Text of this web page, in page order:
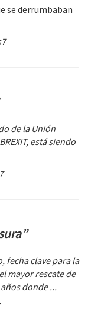
se derrumbaban
de la Unión
está siendo
fecha clave para la
mayor rescate de
donde ...